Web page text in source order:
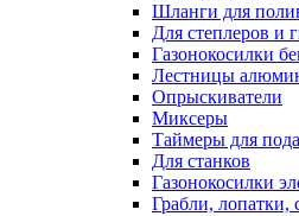
Шланги для
Для степлеров и
Газонокосилки
Лестницы
Опрыскиватели
Миксеры
Таймеры для
Для станков
Газонокосилки
Грабли, лопатки,